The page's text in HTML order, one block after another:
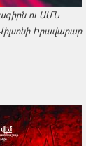
ու ԱՄՆ
Իրավարար